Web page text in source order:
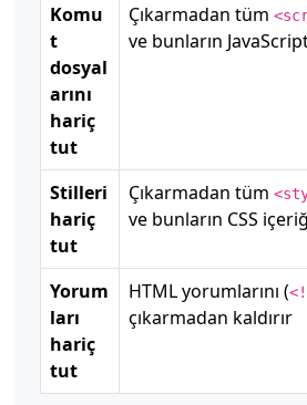
Komu
t
dosyal
arını
hariç
tut
Çıkarmadan tüm
ve bunların
Stilleri
hariç
tut
Çıkarmadan tüm
ve bunların CSS
Yorum
ları
hariç
tut
HTML yorumlarını (
çıkarmadan kaldırır